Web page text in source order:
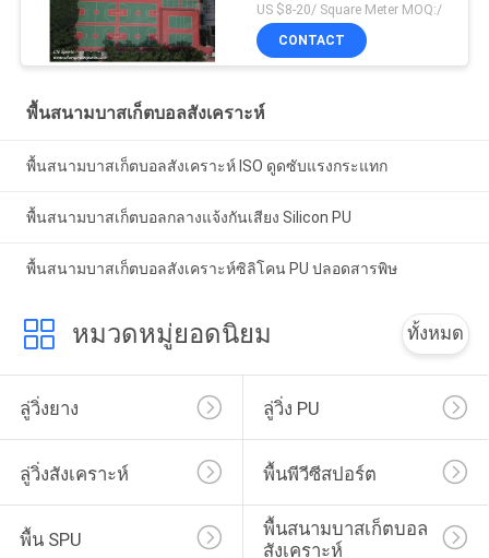
US $8-20/ Square Meter MOQ:/
CONTACT
พื้นสนามบาสเก็ตบอลสังเคราะห์
พื้นสนามบาสเก็ตบอลสังเคราะห์ ISO ดูดซับแรงกระแทก
พื้นสนามบาสเก็ตบอลกลางแจ้งกันเสียง Silicon PU
พื้นสนามบาสเก็ตบอลสังเคราะห์ซิลิโคน PU ปลอดสารพิษ
หมวดหมู่ยอดนิยม ทั้งหมด
ลู่วิ่งยาง ลู่วิ่ง PU
ลู่วิ่งสังเคราะห์ พื้นพีวีซีสปอร์ต
พื้น SPU
พื้นสนามบาสเก็ตบอล
สังเคราะห์